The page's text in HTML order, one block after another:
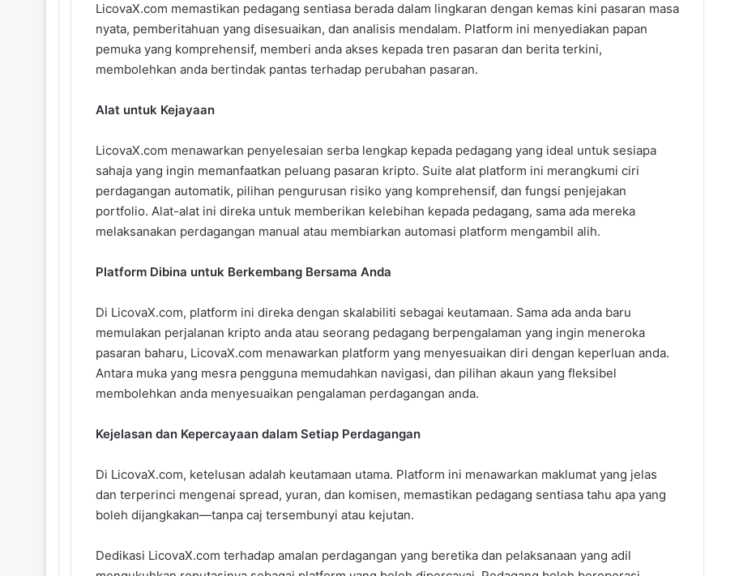
LicovaX.com memastikan pedagang sentiasa berada dalam lingkaran dengan kemas kini pasaran masa
nyata, pemberitahuan yang disesuaikan, dan analisis mendalam. Platform ini menyediakan papan
pemuka yang komprehensif, memberi anda akses kepada tren pasaran dan berita terkini,
membolehkan anda bertindak pantas terhadap perubahan pasaran.
Alat untuk Kejayaan
LicovaX.com menawarkan penyelesaian serba lengkap kepada pedagang yang ideal untuk sesiapa
sahaja yang ingin memanfaatkan peluang pasaran kripto. Suite alat platform ini merangkumi ciri
perdagangan automatik, pilihan pengurusan risiko yang komprehensif, dan fungsi penjejakan
portfolio. Alat-alat ini direka untuk memberikan kelebihan kepada pedagang, sama ada mereka
melaksanakan perdagangan manual atau membiarkan automasi platform mengambil alih.
Platform Dibina untuk Berkembang Bersama Anda
Di LicovaX.com, platform ini direka dengan skalabiliti sebagai keutamaan. Sama ada anda baru
memulakan perjalanan kripto anda atau seorang pedagang berpengalaman yang ingin meneroka
pasaran baharu, LicovaX.com menawarkan platform yang menyesuaikan diri dengan keperluan anda.
Antara muka yang mesra pengguna memudahkan navigasi, dan pilihan akaun yang fleksibel
membolehkan anda menyesuaikan pengalaman perdagangan anda.
Kejelasan dan Kepercayaan dalam Setiap Perdagangan
Di LicovaX.com, ketelusan adalah keutamaan utama. Platform ini menawarkan maklumat yang jelas
dan terperinci mengenai spread, yuran, dan komisen, memastikan pedagang sentiasa tahu apa yang
boleh dijangkakan—tanpa caj tersembunyi atau kejutan.
Dedikasi LicovaX.com terhadap amalan perdagangan yang beretika dan pelaksanaan yang adil